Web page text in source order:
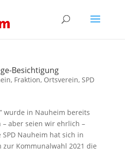
Besichtigung
, Fraktion, Ortsverein, SPD
wurde in Nauheim bereits
aber seien wir ehrlich –
Nauheim hat sich in
Kommunalwahl 2021 die